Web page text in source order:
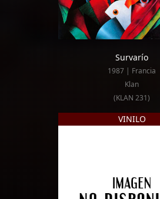
Survarío
1987 | Francia
Klan
(KLAN 231)
VINILO